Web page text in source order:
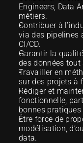
Engineers, Data
métiers.
Contribuer à
via des pipelines
CI/CD.
Garantir la
des données
Travailler en
sur des projets à
Rédiger et
fonctionnelle,
bonnes pratiques
Être force de
modélisation,
data.